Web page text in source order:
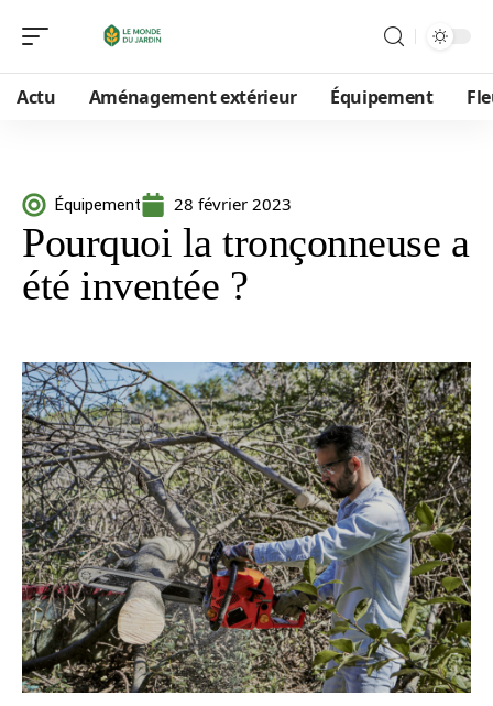
Actu Aménagement extérieur Équipement
Équipement 28 février 2023
Pourquoi la tronçonneuse a
été inventée ?